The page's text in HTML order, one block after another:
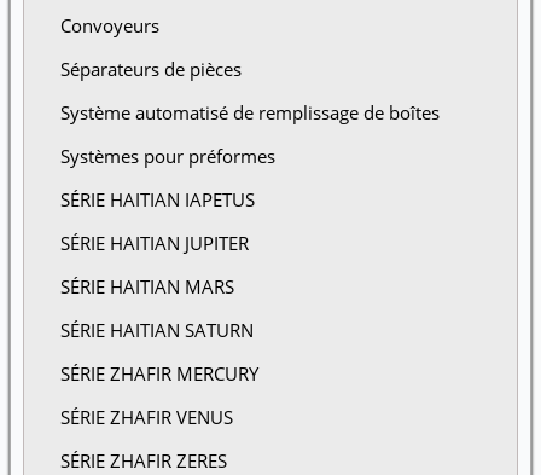
Convoyeurs
Séparateurs de pièces
Système automatisé de remplissage de boîtes
Systèmes pour préformes
SÉRIE HAITIAN IAPETUS
SÉRIE HAITIAN JUPITER
SÉRIE HAITIAN MARS
SÉRIE HAITIAN SATURN
SÉRIE ZHAFIR MERCURY
SÉRIE ZHAFIR VENUS
SÉRIE ZHAFIR ZERES